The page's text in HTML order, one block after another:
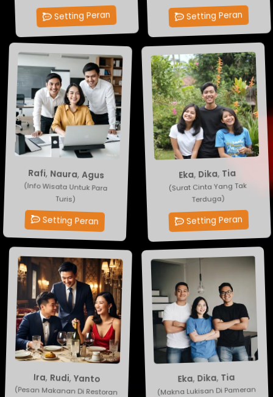
Setting Peran Setting Peran
Rafi,Naura,Agus
(Info Wisata Untuk Para
Turis)
Setting Peran
Eka, Dika, Tia
(Surat Cinta Yang Tak
Terduga)
Setting Peran
Ira ,Rudi ,Yanto
(Pesan Makanan Di Restoran
Eka,Dika,Tia
(Makna Lukisan Di Pameran